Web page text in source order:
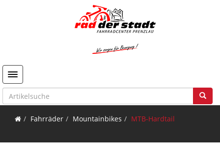
Toggle navigation
Fahrräder Mountainbikes MTB-Hardtail